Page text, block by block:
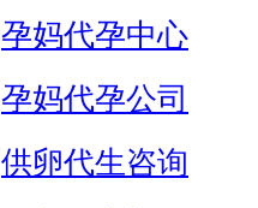
孕妈代孕中心
孕妈代孕公司
供卵代生咨询